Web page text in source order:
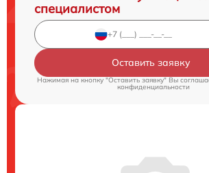
специалистом
Оставить заявку
Нажимая на кнопку "Оставить заявку" Вы
конфиденциальности